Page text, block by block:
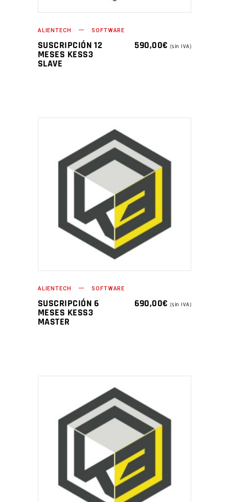
ALIENTECH SOFTWARE
SUSCRIPCIÓN 12
MESES KESS3
SLAVE
590,00€ (sin IVA)
ALIENTECH SOFTWARE
SUSCRIPCIÓN 6
MESES KESS3
MASTER
690,00€ (sin IVA)